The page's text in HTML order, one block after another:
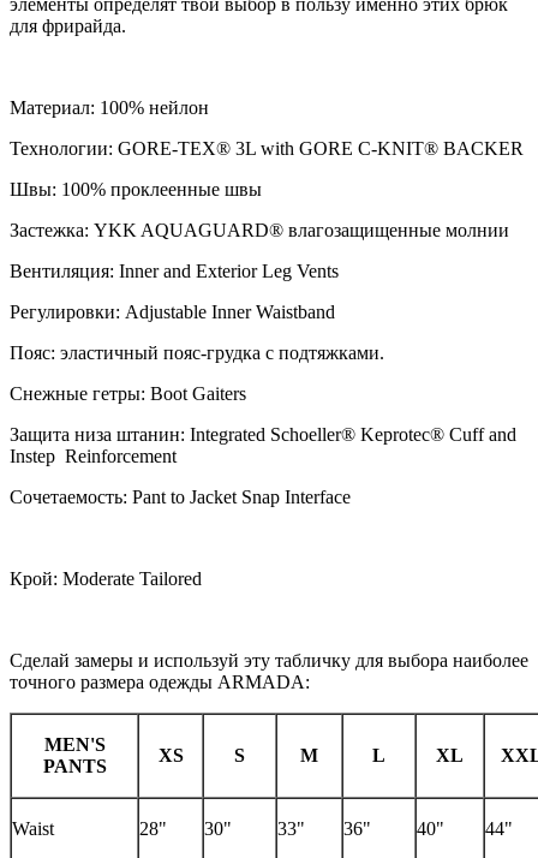
элементы определят твой выбор в пользу именно этих брюк
для фрирайда.
Материал: 100% нейлон
Технологии: GORE-TEX® 3L with GORE C-KNIT® BACKER
Швы: 100% проклеенные швы
Застежка: YKK AQUAGUARD® влагозащищенные молнии
Вентиляция: Inner and Exterior Leg Vents
Регулировки: Adjustable Inner Waistband
Пояс: эластичный пояс-грудка с подтяжками.
Снежные гетры: Boot Gaiters
Защита низа штанин: Integrated Schoeller® Keprotec® Cuff and
Instep Reinforcement
Сочетаемость: Pant to Jacket Snap Interface
Крой: Moderate Tailored
Сделай замеры и используй эту табличку для выбора наиболее
точного размера одежды ARMADA:
MEN'S
PANTS
XS S M L XL
Waist
28"
30"
33"
36"
40"
44"